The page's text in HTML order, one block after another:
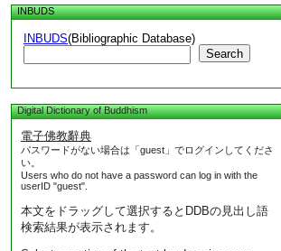
INBUDS
INBUDS(Bibliographic Database)
Search
Digital Dictionary of Buddhism
電子佛教辭典
パスワードがない場合は「guest」でログインしてくださ
い。
Users who do not have a password can log in with the
userID "guest".
本文をドラッグして選択するとDDBの見出し語
検索結果が表示されます。